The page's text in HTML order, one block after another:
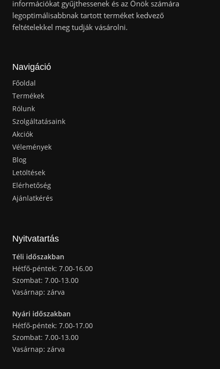
információkat gyűjthessenek és az Önök számára
legoptimálisabbnak tartott terméket kedvező
feltételekkel meg tudják vásárolni.
Navigáció
Főoldal
Termékek
Rólunk
Szolgáltatásaink
Akciók
Vélemények
Blog
Letöltések
Elérhetőség
Ajánlatkérés
Nyitvatartás
Téli időszakban
Hétfő-péntek: 7.00-16.00
Szombat: 7.00-13.00
Vasárnap: zárva
Nyári időszakban
Hétfő-péntek: 7.00-17.00
Szombat: 7.00-13.00
Vasárnap: zárva